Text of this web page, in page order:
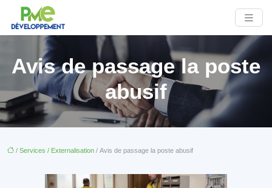
Avis de passage la poste
abusif
/ Services / Externalisation / Avis de passage la poste abusif